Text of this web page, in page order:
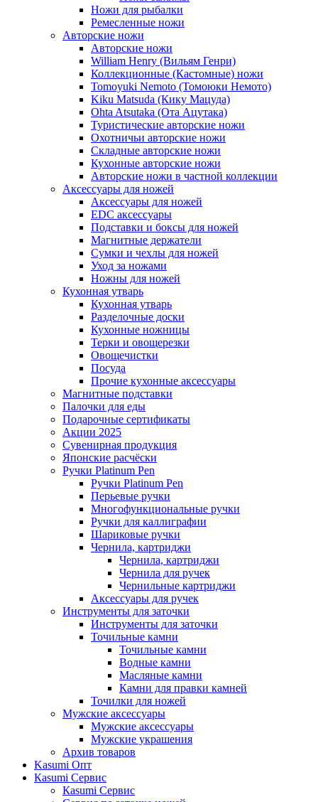
Ножи для рыбалки
Ремесленные ножи
Авторские ножи
Авторские ножи
William Henry (Вильям Генри)
Коллекционные (Кастомные) ножи
Tomoyuki Nemoto (Томоюки Немото)
Kiku Matsuda (Кику Мацуда)
Ohta Atsutaka (Ота Ацутака)
Туристические авторские ножи
Охотничьи авторские ножи
Складные авторские ножи
Кухонные авторские ножи
Авторские ножи в частной коллекции
Аксессуары для ножей
Аксессуары для ножей
EDC аксессуары
Подставки и боксы для ножей
Магнитные держатели
Сумки и чехлы для ножей
Уход за ножами
Ножны для ножей
Кухонная утварь
Кухонная утварь
Разделочные доски
Кухонные ножницы
Терки и овощерезки
Овощечистки
Посуда
Прочие кухонные аксессуары
Магнитные подставки
Палочки для еды
Подарочные сертификаты
Акции 2025
Сувенирная продукция
Японские расчёски
Ручки Platinum Pen
Ручки Platinum Pen
Перьевые ручки
Многофункциональные ручки
Ручки для каллиграфии
Шариковые ручки
Чернила, картриджи
Чернила, картриджи
Чернила для ручек
Чернильные картриджи
Аксессуары для ручек
Инструменты для заточки
Инструменты для заточки
Точильные камни
Точильные камни
Водные камни
Масляные камни
Камни для правки камней
Точилки для ножей
Мужские аксессуары
Мужские аксессуары
Мужские украшения
Архив товаров
Kasumi Опт
Кasumi Сервис
Кasumi Сервис